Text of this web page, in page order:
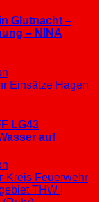
Glutnacht –
– NINA
Einsätze Hagen
LG43
auf
Kreis Feuerwehr
THW |